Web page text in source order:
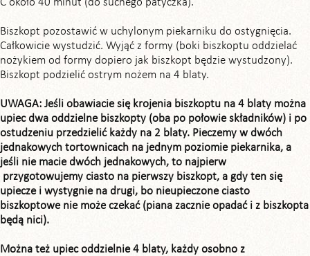
Biszkopt pozostawić w uchylonym piekarniku do ostygnięcia.
Całkowicie wystudzić. Wyjąć z formy (boki biszkoptu oddzielać
nożykiem od formy dopiero jak biszkopt będzie wystudzony).
Biszkopt podzielić ostrym nożem na 4 blaty.
UWAGA: Jeśli obawiacie się krojenia biszkoptu na 4 blaty można
upiec dwa oddzielne biszkopty (oba po połowie składników) i po
ostudzeniu przedzielić każdy na 2 blaty. Pieczemy w dwóch
jednakowych tortownicach na jednym poziomie piekarnika, a
jeśli nie macie dwóch jednakowych, to najpierw
przygotowujemy ciasto na pierwszy biszkopt, a gdy ten się
upiecze i wystygnie na drugi, bo nieupieczone ciasto
biszkoptowe nie może czekać (piana zacznie opadać i z biszkopta
będą nici).
Można też upiec oddzielnie 4 blaty, każdy osobno z